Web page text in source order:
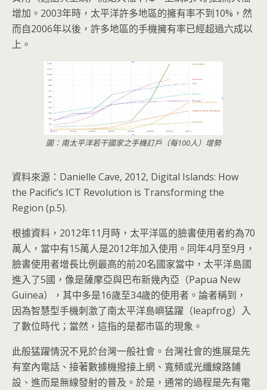
增加。2003年時，太平洋許多地區的擁有率不到10%，然
而自2006年以後，許多地區的手機擁有率已經超過六成以
上。
圖：南太平洋若干國家之手機訂戶（每100人）增勢
資料來源：Danielle Cave, 2012, Digital Islands: How
the Pacific’s ICT Revolution is Transforming the
Region (p.5).
根據資料，2012年11月時，太平洋區的臉書使用者約為70
萬人，當中有15萬人是2012年加入使用。同年4月至9月，
臉書使用者增長比例最高的前20名國家當中，太平洋島國
進入了5國，像是薩摩亞與巴布新幾內亞（Papua New
Guinea），其中多是16歲至34歲的使用者。論者稱到，
因為智慧型手機刺激了南太平洋島嶼猛躍（leapfrog）入
了數位時代；當然，這指的是都市區的現象。
此般猛躍情況不見於台灣一般社會。台灣社會的進展是先
有室內電話、接著數據機撥接上網、寬頻或光纖線路鋪
設、進而是無線發射的普及。於是，通常的過程是先有電